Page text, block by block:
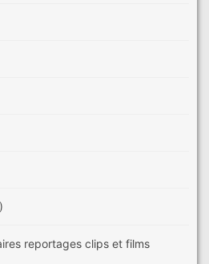
reportages clips et films